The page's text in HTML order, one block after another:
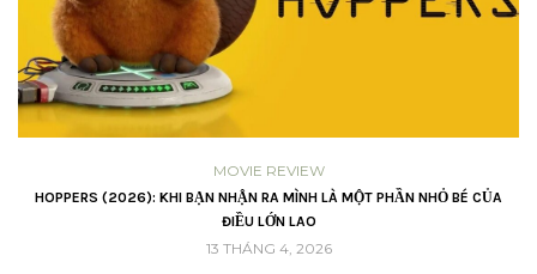
MOVIE REVIEW
HOPPERS (2026): KHI BẠN NHẬN RA MÌNH LÀ MỘT PHẦN NHỎ BÉ CỦA
ĐIỀU LỚN LAO
13 THÁNG 4, 2026